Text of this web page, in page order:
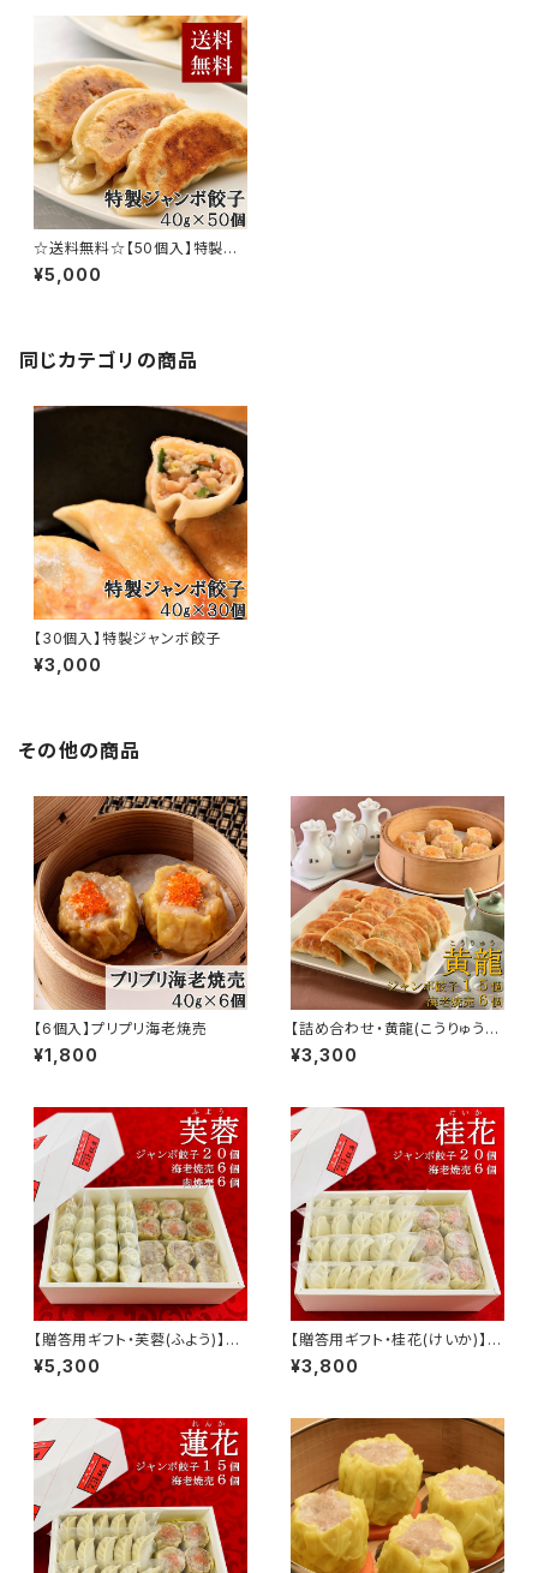
☆送料無料☆【50個入】特製ジ
ャンボ餃子
¥5,000
同じカテゴリの商品
【30個入】特製ジャンボ餃子
¥3,000
その他の商品
【6個入】プリプリ海老焼売
¥1,800
【詰め合わせ・黄龍(こうりゅう)】
＜ご家庭でどうぞ！＞★特製ジャ
ンボ餃子15個＋プリプリ海老焼
¥3,300
【贈答用ギフト・芙蓉(ふよう)】★
特製ジャンボ餃子20個＋プリプ
リ海老焼売6個＋こだわり肉焼
¥5,300
【贈答用ギフト・桂花(けいか)】★
特製ジャンボ餃子20個＋プリプ
リ海老焼売6個詰め合わせ★＜
¥3,800